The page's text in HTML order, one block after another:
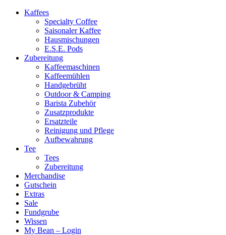
Kaffees
Specialty Coffee
Saisonaler Kaffee
Hausmischungen
E.S.E. Pods
Zubereitung
Kaffeemaschinen
Kaffeemühlen
Handgebrüht
Outdoor & Camping
Barista Zubehör
Zusatzprodukte
Ersatzteile
Reinigung und Pflege
Aufbewahrung
Tee
Tees
Zubereitung
Merchandise
Gutschein
Extras
Sale
Fundgrube
Wissen
My Bean – Login